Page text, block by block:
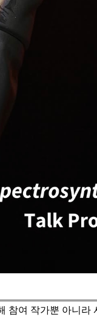
참여 작가뿐 아니라